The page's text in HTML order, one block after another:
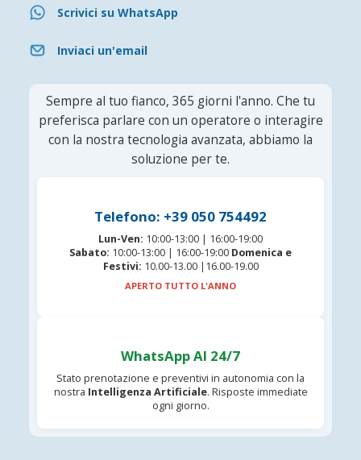
Scrivici su WhatsApp
Inviaci un'email
Sempre al tuo fianco, 365 giorni l'anno. Che tu
preferisca parlare con un operatore o interagire
con la nostra tecnologia avanzata, abbiamo la
soluzione per te.
Telefono: +39 050 754492
Lun-Ven: 10:00-13:00 | 16:00-19:00
Sabato: 10:00-13:00 | 16:00-19:00 Domenica e
Festivi: 10.00-13.00 |16.00-19.00
APERTO TUTTO L'ANNO
WhatsApp AI 24/7
Stato prenotazione e preventivi in autonomia con la
nostra Intelligenza Artificiale. Risposte immediate
ogni giorno.